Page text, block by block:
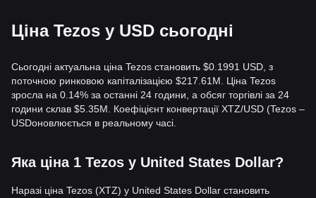
Ціна Tezos у USD сьогодні
Сьогодні актуальна ціна Tezos становить $0.1991 USD, з
поточною ринковою капіталізацією $217.61M. Ціна Tezos
зросла на 0.14% за останні 24 години, а обсяг торгівлі за 24
години склав $5.35M. Коефіцієнт конвертації XTZ/USD (Tezos –
USDоновлюється в реальному часі.
Яка ціна 1 Tezos у United States Dollar?
Наразі ціна Tezos (XTZ) у United States Dollar становить